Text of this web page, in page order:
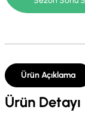
Ürün Açıklama
Ürün Detayı